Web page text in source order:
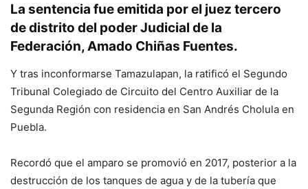
La sentencia fue emitida por el juez tercero
de distrito del poder Judicial de la
Federación, Amado Chiñas Fuentes.
Y tras inconformarse Tamazulapan, la ratificó el Segundo
Tribunal Colegiado de Circuito del Centro Auxiliar de la
Segunda Región con residencia en San Andrés Cholula en
Puebla.
Recordó que el amparo se promovió en 2017, posterior a la
destrucción de los tanques de agua y de la tubería que